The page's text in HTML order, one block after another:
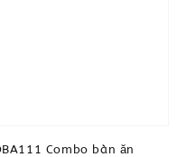
Combo bàn ăn